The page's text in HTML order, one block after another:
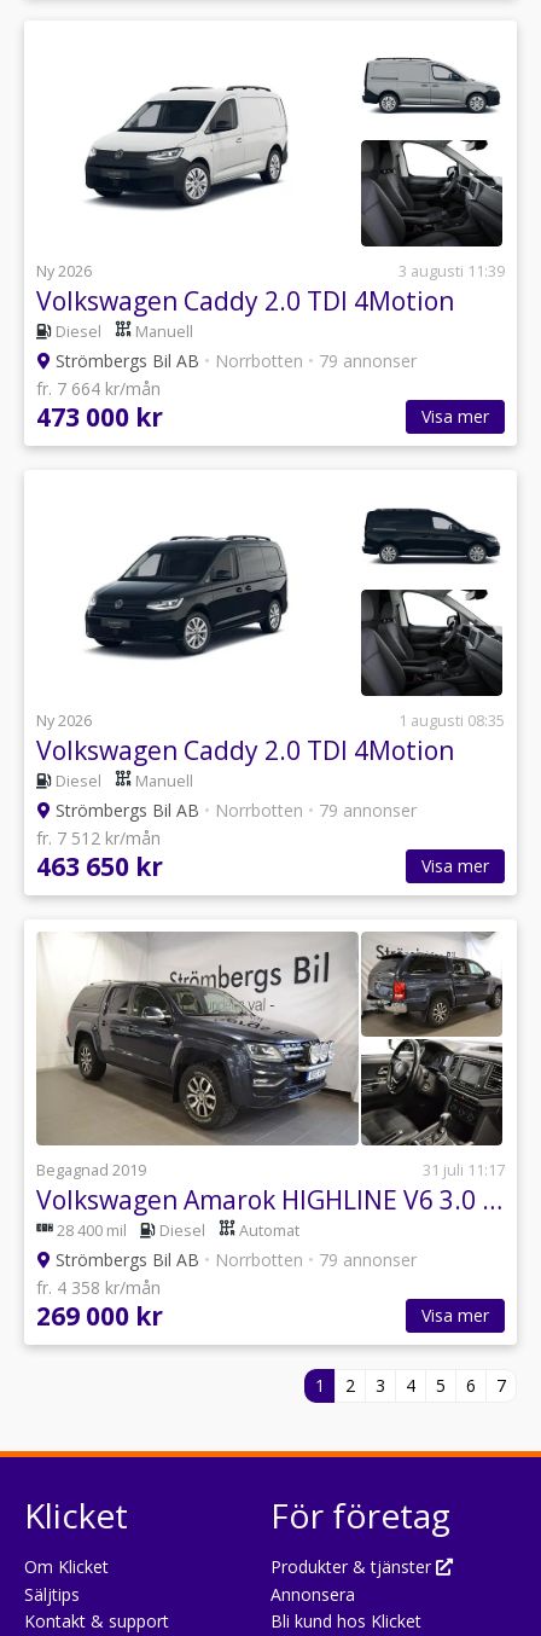
Ny 2026 3 augusti 11:39
Volkswagen Caddy 2.0 TDI 4Motion
Diesel Manuell
Strömbergs Bil AB • Norrbotten • 79 annonser
fr. 7 664 kr/mån
473 000 kr Visa mer
Ny 2026 1 augusti 08:35
Volkswagen Caddy 2.0 TDI 4Motion
Diesel Manuell
Strömbergs Bil AB • Norrbotten • 79 annonser
fr. 7 512 kr/mån
463 650 kr Visa mer
Begagnad 2019 31 juli 11:17
Volkswagen Amarok HIGHLINE V6 3.0 258hk 4M
28 400 mil Diesel Automat
Strömbergs Bil AB • Norrbotten • 79 annonser
fr. 4 358 kr/mån
269 000 kr Visa mer
1 2 3 4 5 6 7
Klicket
Om Klicket
Säljtips
Kontakt & support
För företag
Produkter & tjänster
Annonsera
Bli kund hos Klicket